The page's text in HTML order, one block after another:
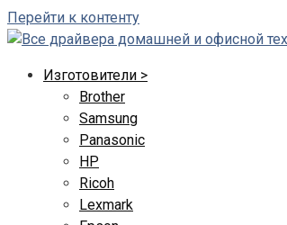
Перейти к контенту
Изготовители >
Brother
Samsung
Panasonic
HP
Ricoh
Lexmark